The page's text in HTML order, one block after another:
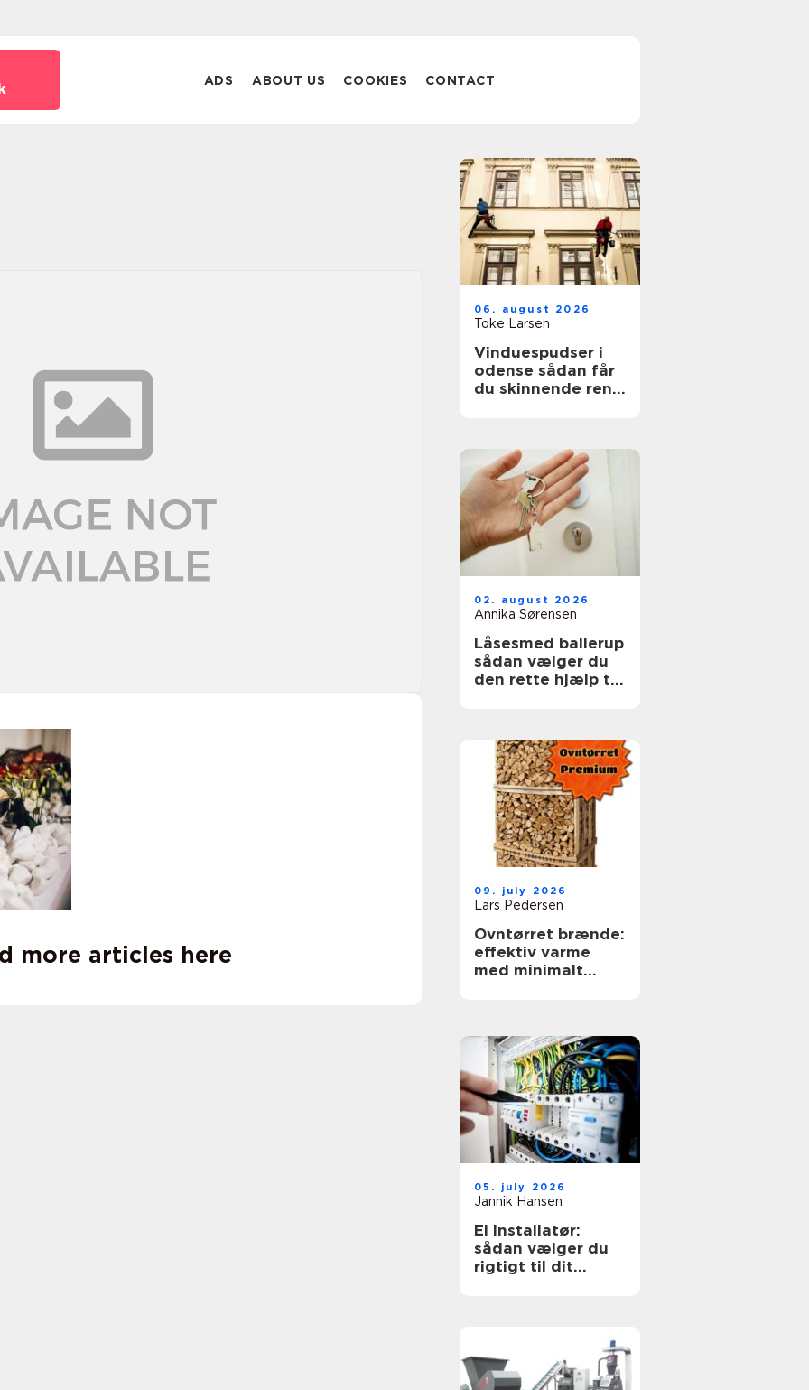
ADS ABOUT US COOKIES CONTACT
more articles here
06. august 2026
Toke Larsen
Vinduespudser i
odense sådan får
du skinnende rene
02. august 2026
Annika Sørensen
Låsesmed ballerup
sådan vælger du
den rette hjælp til
09. july 2026
Lars Pedersen
Ovntørret brænde:
effektiv varme
med minimalt
05. july 2026
Jannik Hansen
El installatør:
sådan vælger du
rigtigt til dit